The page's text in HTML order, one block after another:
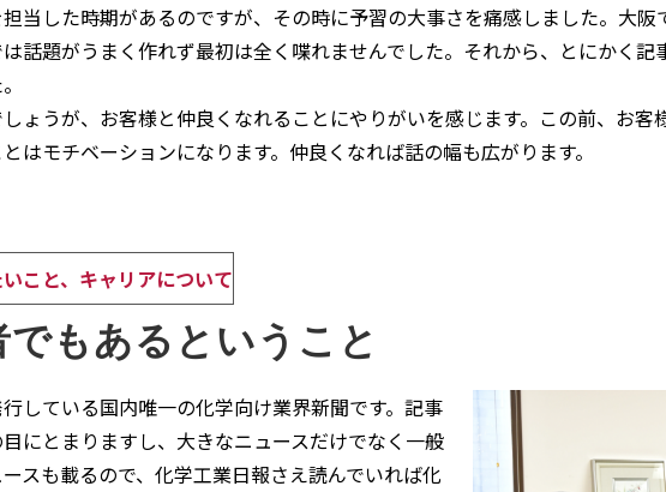
当した時期があるのですが、その時に予習の大事さを痛感しました。大
話題がうまく作れず最初は全く喋れませんでした。それから、とにかく
ょうが、お客様と仲良くなれることにやりがいを感じます。この前、お
はモチベーションになります。仲良くなれば話の幅も広がります。
こと、キャリアについて
でもあるということ
している国内唯一の化学向け業界新聞です。記事
にとまりますし、大きなニュースだけでなく一般
スも載るので、化学工業日報さえ読んでいれば化